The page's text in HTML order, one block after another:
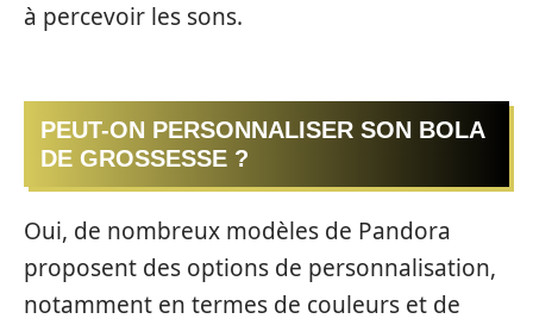
à percevoir les sons.
PEUT-ON PERSONNALISER SON BOLA
DE GROSSESSE ?
Oui, de nombreux modèles de Pandora
proposent des options de personnalisation,
notamment en termes de couleurs et de